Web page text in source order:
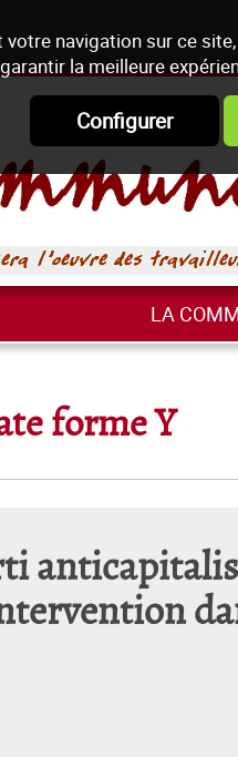
votre navigation sur ce
la meilleure
Configurer
LA
forme Y